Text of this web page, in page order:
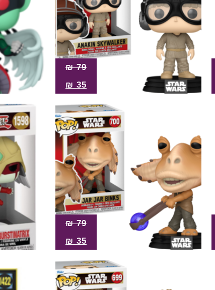
79
₪
35
₪
79
₪
35
₪